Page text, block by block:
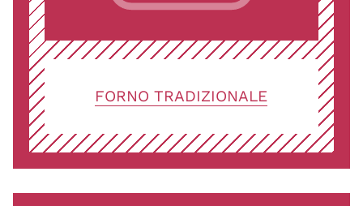
FORNO TRADIZIONALE